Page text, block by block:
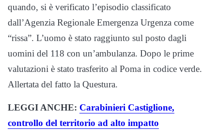
quando, si è verificato l’episodio classificato
dall’Agenzia Regionale Emergenza Urgenza come
“rissa”. L’uomo è stato raggiunto sul posto dagli
uomini del 118 con un’ambulanza. Dopo le prime
valutazioni è stato trasferito al Poma in codice verde.
Allertata del fatto la Questura.
LEGGI ANCHE: Carabinieri Castiglione,
controllo del territorio ad alto impatto